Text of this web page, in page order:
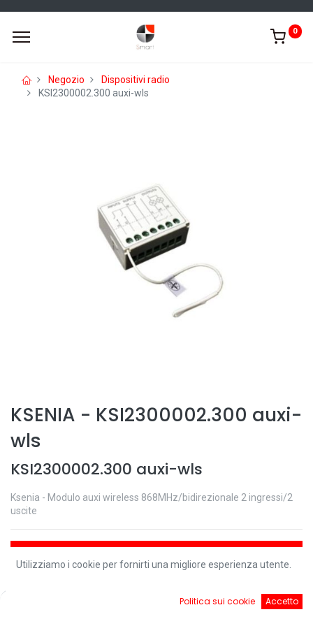
0
Negozio
Dispositivi radio
KSI2300002.300 auxi-wls
KSENIA - KSI2300002.300 auxi-
wls
KSI2300002.300 auxi-wls
Ksenia - Modulo auxi wireless 868MHz/bidirezionale 2 ingressi/2
uscite
Aggiungi al carrello
Utilizziamo i cookie per fornirti una migliore esperienza utente.
Politica sui cookie Accetto